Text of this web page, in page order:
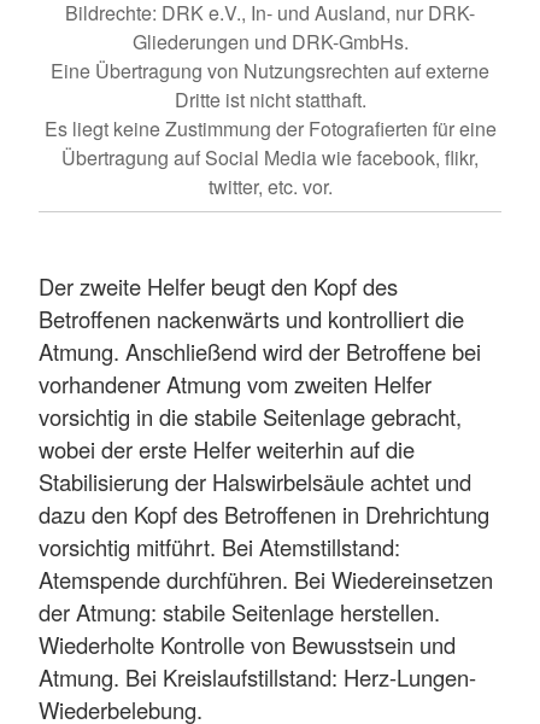
Bildrechte: DRK e.V., In- und Ausland, nur DRK-
Gliederungen und DRK-GmbHs.
Eine Übertragung von Nutzungsrechten auf externe
Dritte ist nicht statthaft.
Es liegt keine Zustimmung der Fotografierten für eine
Übertragung auf Social Media wie facebook, flikr,
twitter, etc. vor.
Der zweite Helfer beugt den Kopf des
Betroffenen nackenwärts und kontrolliert die
Atmung. Anschließend wird der Betroffene bei
vorhandener Atmung vom zweiten Helfer
vorsichtig in die stabile Seitenlage gebracht,
wobei der erste Helfer weiterhin auf die
Stabilisierung der Halswirbelsäule achtet und
dazu den Kopf des Betroffenen in Drehrichtung
vorsichtig mitführt. Bei Atemstillstand:
Atemspende durchführen. Bei Wiedereinsetzen
der Atmung: stabile Seitenlage herstellen.
Wiederholte Kontrolle von Bewusstsein und
Atmung. Bei Kreislaufstillstand: Herz-Lungen-
Wiederbelebung.